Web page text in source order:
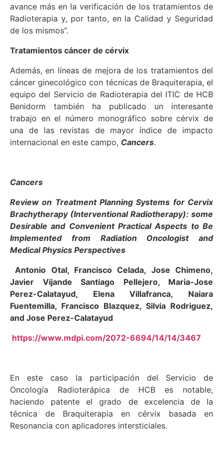
avance más en la verificación de los tratamientos de
Radioterapia y, por tanto, en la Calidad y Seguridad
de los mismos”.
Tratamientos cáncer de cérvix
Además, en líneas de mejora de los tratamientos del
cáncer ginecológico con técnicas de Braquiterapia, el
equipo del Servicio de Radioterapia del ITIC de HCB
Benidorm también ha publicado un interesante
trabajo en el número monográfico sobre cérvix de
una de las revistas de mayor índice de impacto
internacional en este campo, Cancers.
Cancers
Review on Treatment Planning Systems for Cervix
Brachytherapy (Interventional Radiotherapy): some
Desirable and Convenient Practical Aspects to Be
Implemented from Radiation Oncologist and
Medical Physics Perspectives
Antonio Otal, Francisco Celada, Jose Chimeno,
Javier Vijande Santiago Pellejero, Maria-Jose
Perez-Calatayud, Elena Villafranca, Naiara
Fuentemilla, Francisco Blazquez, Silvia Rodriguez,
and Jose Perez-Calatayud
https://www.mdpi.com/2072-6694/14/14/3467
En este caso la participación del Servicio de
Oncología Radioterápica de HCB es notable,
haciendo patente el grado de excelencia de la
técnica de Braquiterapia en cérvix basada en
Resonancia con aplicadores intersticiales.